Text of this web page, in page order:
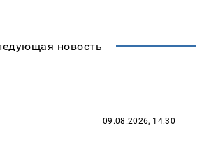
новость
09.08.2026, 14:30